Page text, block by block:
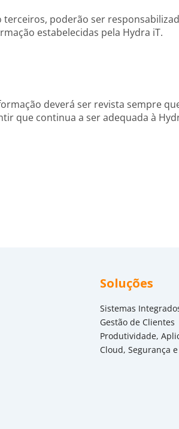
terceiros, poderão ser
estabelecidas pela Hydra iT.
deverá ser revista sempre
que continua a ser adequada à
Soluções
Sistemas
Gestão de Clientes
Produtividade,
Cloud, Segurança